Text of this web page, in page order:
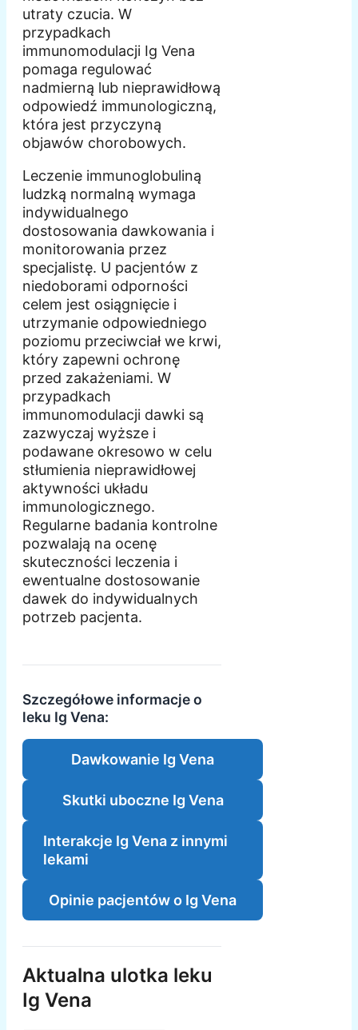
utraty czucia. W
przypadkach
immunomodulacji Ig Vena
pomaga regulować
nadmierną lub nieprawidłową
odpowiedź immunologiczną,
która jest przyczyną
objawów chorobowych.
Leczenie immunoglobuliną
ludzką normalną wymaga
indywidualnego
dostosowania dawkowania i
monitorowania przez
specjalistę. U pacjentów z
niedoborami odporności
celem jest osiągnięcie i
utrzymanie odpowiedniego
poziomu przeciwciał we krwi,
który zapewni ochronę
przed zakażeniami. W
przypadkach
immunomodulacji dawki są
zazwyczaj wyższe i
podawane okresowo w celu
stłumienia nieprawidłowej
aktywności układu
immunologicznego.
Regularne badania kontrolne
pozwalają na ocenę
skuteczności leczenia i
ewentualne dostosowanie
dawek do indywidualnych
potrzeb pacjenta.
Szczegółowe informacje o
leku Ig Vena:
Dawkowanie Ig Vena
Skutki uboczne Ig Vena
Interakcje Ig Vena z innymi
lekami
Opinie pacjentów o Ig Vena
Aktualna ulotka leku
Ig Vena